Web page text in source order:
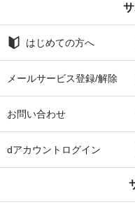
はじめての方へ
メールサービス登録/解除
お問い合わせ
dアカウントログイン